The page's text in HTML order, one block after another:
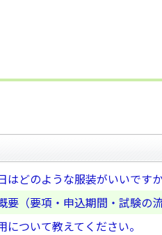
はどのような服装がいいです
要（要項・申込期間・試験の
ついて教えてください。